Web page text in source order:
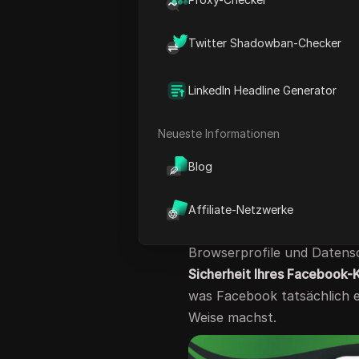
Twitter Shadowban-Checker
LinkedIn Headline Generator
Neueste Informationen
Blog
Affiliate-Netzwerke
Der Hauptgrund für
anmeldest, erkennt
Aktivitäten kennzeichnen.
– jedes Konto muss online
Facebook-Konten sicher
Browserprofile und
Sicherheit Ihres Facebook-
was Facebook tatsächlich
Weise machst.